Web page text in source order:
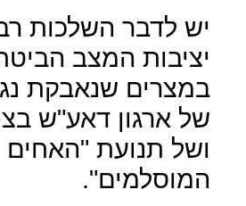
יש לדבר השלכות
יציבות המצב
במצרים שנאבקת
של ארגון דאע"ש
ושל תנועת "האחים
המוסלמים".